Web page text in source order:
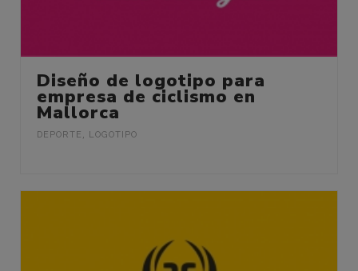
Diseño de logotipo para
empresa de ciclismo en
Mallorca
DEPORTE , LOGOTIPO